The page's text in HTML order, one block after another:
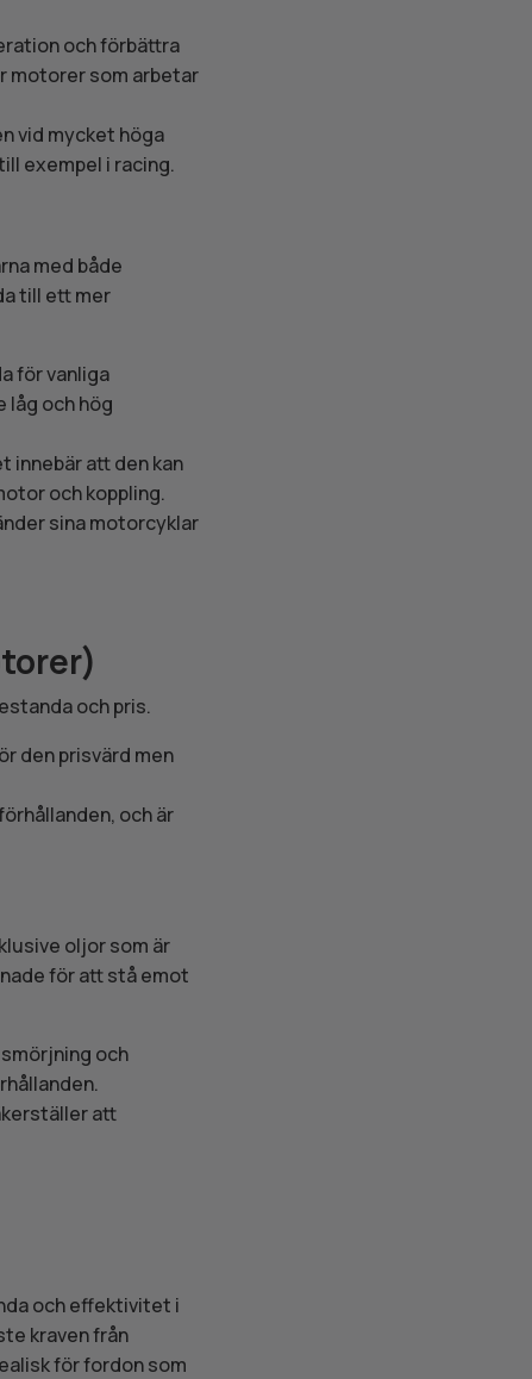
och förbättra
motorer som arbetar
vid mycket höga
exempel i racing.
med både
till ett mer
för vanliga
låg och hög
innebär att den kan
och koppling.
sina motorcyklar
och pris.
den prisvärd men
och är
oljor som är
för att stå emot
och
att
och effektivitet i
kraven från
för fordon som